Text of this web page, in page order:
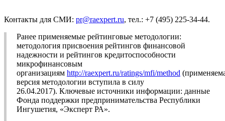
Контакты для СМИ: pr@raexpert.ru, тел.: +7 (495) 225-34-44.
Ранее применяемые рейтинговые методологии:
методология присвоения рейтингов финансовой
надежности и рейтингов кредитоспособности
микрофинансовым
организациям http://raexpert.ru/ratings/mfi/method
версия методологии вступила в силу
26.04.2017). Ключевые источники информации: данные
Фонда поддержки предпринимательства Республики
Ингушетия, «Эксперт РА».